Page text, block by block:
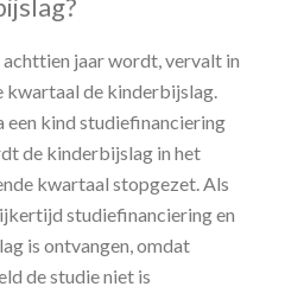
achttien jaar wordt, vervalt in
kwartaal de kinderbijslag.
een kind studiefinanciering
de kinderbijslag in het
kwartaal stopgezet. Als
studiefinanciering en
is ontvangen, omdat
de studie niet is